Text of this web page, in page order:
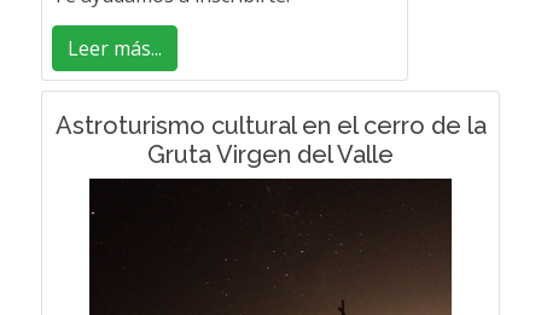
Leer más...
Astroturismo cultural en el cerro de la
Gruta Virgen del Valle